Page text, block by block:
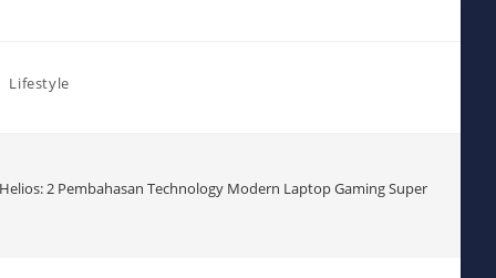
Lifestyle
2 Pembahasan Technology Modern Laptop Gaming Super